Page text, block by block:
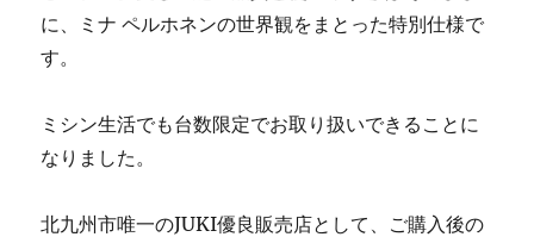
活」
に、ミナ ペルホネンの世界観をまとった特別仕様で
す。
ミシン生活でも台数限定でお取り扱いできることに
なりました。
北九州市唯一のJUKI優良販売店として、ご購入後の